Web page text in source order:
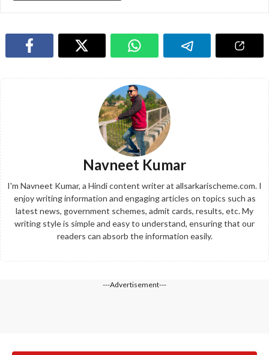
Navneet Kumar
I'm Navneet Kumar, a Hindi content writer at allsarkarischeme.com. I
enjoy writing information and engaging articles on topics such as
latest news, government schemes, admit cards, results, etc. My
writing style is simple and easy to understand, ensuring that our
readers can absorb the information easily.
---Advertisement---